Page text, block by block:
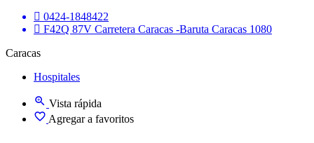
0424-1848422
F42Q 87V Carretera Caracas -Baruta Caracas 1080
Caracas
Hospitales
Vista rápida
Agregar a favoritos